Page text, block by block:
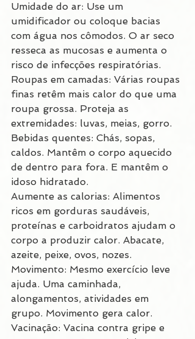
Umidade do ar: Use um
umidificador ou coloque bacias
com água nos cômodos. O ar seco
resseca as mucosas e aumenta o
risco de infecções respiratórias.
Roupas em camadas: Várias roupas
finas retêm mais calor do que uma
roupa grossa. Proteja as
extremidades: luvas, meias, gorro.
Bebidas quentes: Chás, sopas,
caldos. Mantêm o corpo aquecido
de dentro para fora. E mantêm o
idoso hidratado.
Aumente as calorias: Alimentos
ricos em gorduras saudáveis,
proteínas e carboidratos ajudam o
corpo a produzir calor. Abacate,
azeite, peixe, ovos, nozes.
Movimento: Mesmo exercício leve
ajuda. Uma caminhada,
alongamentos, atividades em
grupo. Movimento gera calor.
Vacinação: Vacina contra gripe e